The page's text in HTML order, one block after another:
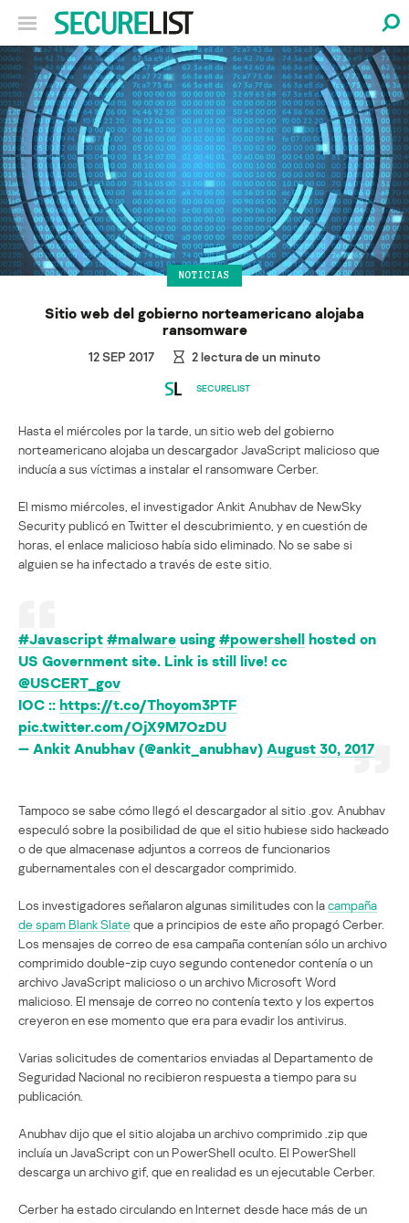
NOTICIAS
Sitio web del gobierno norteamericano alojaba
ransomware
12 SEP 2017 2lectura de un minuto
SECURELIST
Hasta el miércoles por la tarde, un sitio web del gobierno
norteamericano alojaba un descargador JavaScript malicioso que
inducía a sus víctimas a instalar el ransomware Cerber.
El mismo miércoles, el investigador Ankit Anubhav de NewSky
Security publicó en Twitter el descubrimiento, y en cuestión de
horas, el enlace malicioso había sido eliminado. No se sabe si
alguien se ha infectado a través de este sitio.
#Javascript #malware using #powershell hosted on
US Government site. Link is still live! cc
@USCERT_gov
IOC :: https://t.co/Thoyom3PTF
pic.twitter.com/OjX9M7OzDU
— Ankit Anubhav (@ankit_anubhav) August 30, 2017
Tampoco se sabe cómo llegó el descargador al sitio .gov. Anubhav
especuló sobre la posibilidad de que el sitio hubiese sido hackeado
o de que almacenase adjuntos a correos de funcionarios
gubernamentales con el descargador comprimido.
Los investigadores señalaron algunas similitudes con lacampaña
de spam Blank Slate que a principios de este año propagó Cerber.
Los mensajes de correo de esa campaña contenían sólo un archivo
comprimido double-zip cuyo segundo contenedor contenía o un
archivo JavaScript malicioso o un archivo Microsoft Word
malicioso. El mensaje de correo no contenía texto y los expertos
creyeron en ese momento que era para evadir los antivirus.
Varias solicitudes de comentarios enviadas al Departamento de
Seguridad Nacional no recibieron respuesta a tiempo para su
publicación.
Anubhav dijo que el sitio alojaba un archivo comprimido .zip que
incluía un JavaScript con un PowerShell oculto. El PowerShell
descarga un archivo gif, que en realidad es un ejecutable Cerber.
Cerber ha estado circulando en Internet desde hace más de un